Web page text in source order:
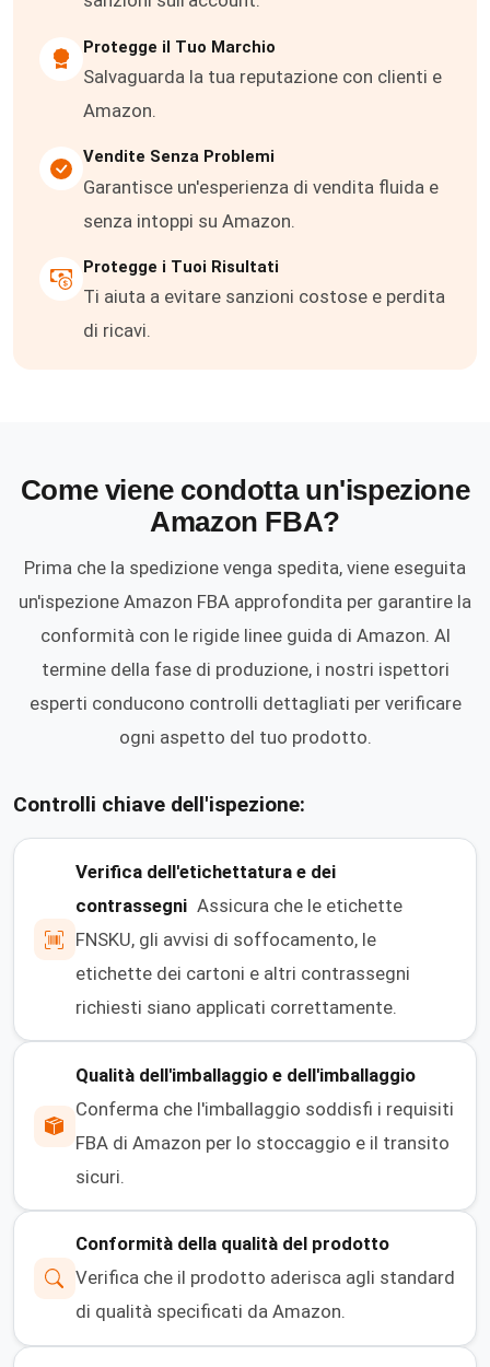
Protegge il Tuo Marchio
Salvaguarda la tua reputazione con clienti e
Amazon.
Vendite Senza Problemi
Garantisce un'esperienza di vendita fluida e
senza intoppi su Amazon.
Protegge i Tuoi Risultati
Ti aiuta a evitare sanzioni costose e perdita
di ricavi.
Come viene condotta un'ispezione
Amazon FBA?
Prima che la spedizione venga spedita, viene eseguita
un'ispezione Amazon FBA approfondita per garantire la
conformità con le rigide linee guida di Amazon. Al
termine della fase di produzione, i nostri ispettori
esperti conducono controlli dettagliati per verificare
ogni aspetto del tuo prodotto.
Controlli chiave dell'ispezione:
Verifica dell'etichettatura e dei
contrassegni Assicura che le etichette
FNSKU, gli avvisi di soffocamento, le
etichette dei cartoni e altri contrassegni
richiesti siano applicati correttamente.
Qualità dell'imballaggio e dell'imballaggio
Conferma che l'imballaggio soddisfi i requisiti
FBA di Amazon per lo stoccaggio e il transito
sicuri.
Conformità della qualità del prodotto
Verifica che il prodotto aderisca agli standard
di qualità specificati da Amazon.